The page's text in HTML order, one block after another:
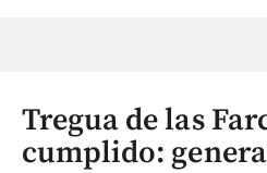
Tregua de las
cumplido: